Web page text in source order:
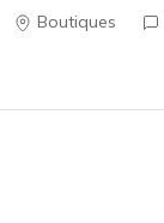
Boutiques